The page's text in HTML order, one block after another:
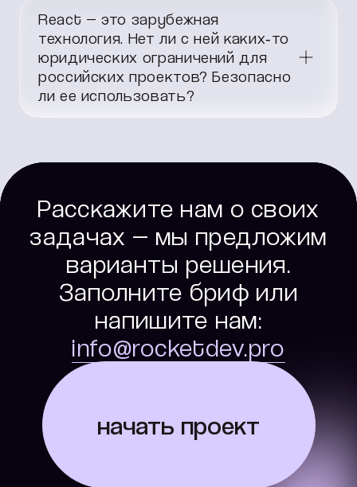
интерактивные элементы. Что касается
скорости загрузки, то правильно
реализованные элементы не влияют на
скорость.
React — это зарубежная
технология. Нет ли с ней каких‑то
юридических ограничений для
российских проектов? Безопасно
ли ее использовать?
Расскажите нам о своих
задачах — мы предложим
варианты решения.
Заполните бриф или
напишите нам:
info@rocketdev.pro
начать проект